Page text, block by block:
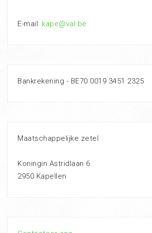
E-mail: kape@val.be
Bankrekening - BE70 0019 3451 2325
Maatschappelijke zetel
Koningin Astridlaan 6
2950 Kapellen